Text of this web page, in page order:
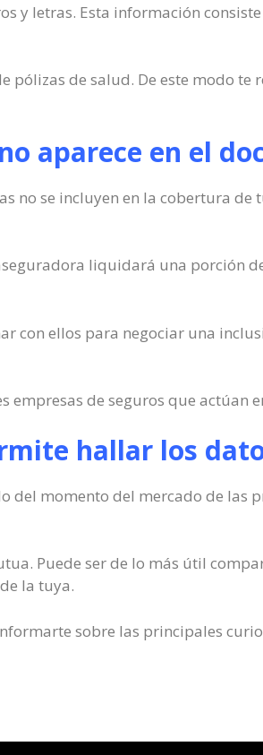
y letras. Esta información
pólizas de salud. De este modo
aparece en el
no se incluyen en la cobertura de
liquidará una porción
con ellos para negociar una
de seguros que actúan
hallar los
del momento del mercado de las
Puede ser de lo más útil
la tuya.
sobre las principales